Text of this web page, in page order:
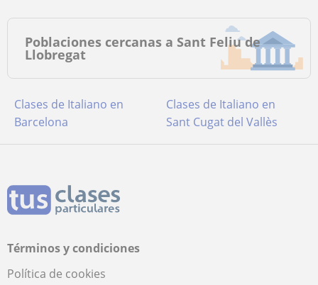
Poblaciones cercanas a Sant Feliu de
Llobregat
Clases de Italiano en
Barcelona
Clases de Italiano en
Sant Cugat del Vallès
Términos y condiciones
Política de cookies